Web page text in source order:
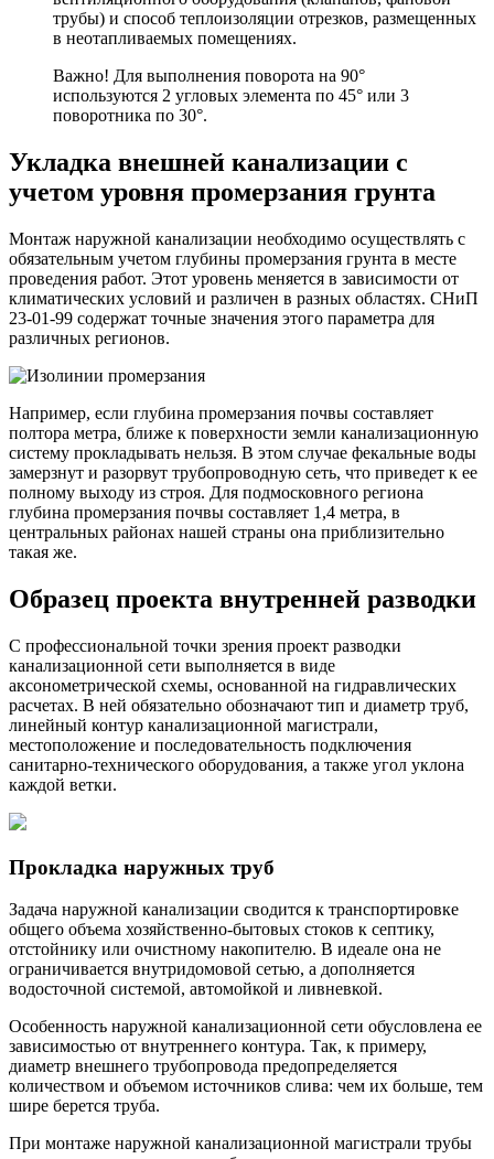
трубы) и способ теплоизоляции отрезков, размещенных
в неотапливаемых помещениях.
Важно! Для выполнения поворота на 90°
используются 2 угловых элемента по 45° или 3
поворотника по 30°.
Укладка внешней канализации с
учетом уровня промерзания грунта
Монтаж наружной канализации необходимо осуществлять с
обязательным учетом глубины промерзания грунта в месте
проведения работ. Этот уровень меняется в зависимости от
климатических условий и различен в разных областях. СНиП
23-01-99 содержат точные значения этого параметра для
различных регионов.
Например, если глубина промерзания почвы составляет
полтора метра, ближе к поверхности земли канализационную
систему прокладывать нельзя. В этом случае фекальные воды
замерзнут и разорвут трубопроводную сеть, что приведет к ее
полному выходу из строя. Для подмосковного региона
глубина промерзания почвы составляет 1,4 метра, в
центральных районах нашей страны она приблизительно
такая же.
Образец проекта внутренней разводки
С профессиональной точки зрения проект разводки
канализационной сети выполняется в виде
аксонометрической схемы, основанной на гидравлических
расчетах. В ней обязательно обозначают тип и диаметр труб,
линейный контур канализационной магистрали,
местоположение и последовательность подключения
санитарно-технического оборудования, а также угол уклона
каждой ветки.
Прокладка наружных труб
Задача наружной канализации сводится к транспортировке
общего объема хозяйственно-бытовых стоков к септику,
отстойнику или очистному накопителю. В идеале она не
ограничивается внутридомовой сетью, а дополняется
водосточной системой, автомойкой и ливневкой.
Особенность наружной канализационной сети обусловлена ее
зависимостью от внутреннего контура. Так, к примеру,
диаметр внешнего трубопровода предопределяется
количеством и объемом источников слива: чем их больше, тем
шире берется труба.
При монтаже наружной канализационной магистрали трубы